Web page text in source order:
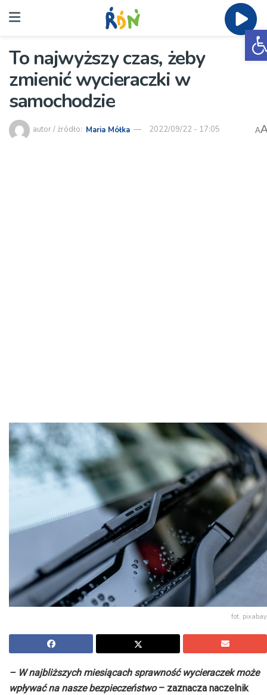
To najwyższy czas, żeby
zmienić wycieraczki w
samochodzie
autor / źródło: Maria Mółka 2022/09/22 - 17:05 A
fot. pixabay
– W najbliższych miesiącach sprawność wycieraczek może
wpływać na naszebezpieczeństwo– zaznacza naczelnik